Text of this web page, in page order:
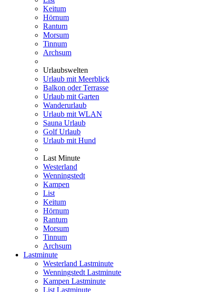
Keitum
Hörnum
Rantum
Morsum
Tinnum
Archsum
Urlaubswelten
Urlaub mit Meerblick
Balkon oder Terrasse
Urlaub mit Garten
Wanderurlaub
Urlaub mit WLAN
Sauna Urlaub
Golf Urlaub
Urlaub mit Hund
Last Minute
Westerland
Wenningstedt
Kampen
List
Keitum
Hörnum
Rantum
Morsum
Tinnum
Archsum
Lastminute
Westerland Lastminute
Wenningstedt Lastminute
Kampen Lastminute
List Lastminute